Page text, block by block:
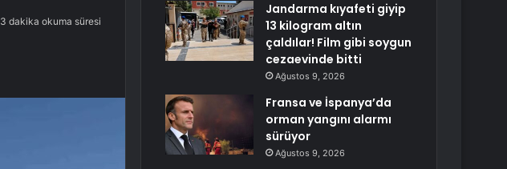
3 dakika okuma süresi
Jandarma kıyafeti giyip
13 kilogram altın
çaldılar! Film gibi soygun
cezaevinde bitti
Ağustos 9, 2026
Fransa ve İspanya’da
orman yangını alarmı
sürüyor
Ağustos 9, 2026